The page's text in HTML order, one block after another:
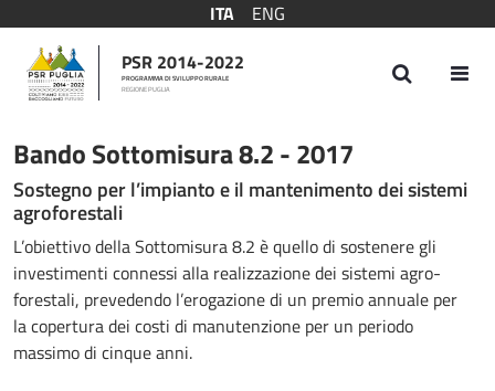
ITA
ENG
PSR 2014-2022
PROGRAMMA DI SVILUPPO RURALE
REGIONE PUGLIA
Bando Sottomisura 8.2 - 2017
Bando Sottomisura 8.2 - 2017
Sostegno per l’impianto e il mantenimento dei sistemi
agroforestali
L’obiettivo della Sottomisura 8.2 è quello di sostenere gli
investimenti connessi alla realizzazione dei sistemi agro-
forestali, prevedendo l’erogazione di un premio annuale per
la copertura dei costi di manutenzione per un periodo
massimo di cinque anni.